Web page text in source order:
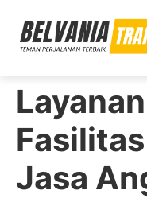
Jasa